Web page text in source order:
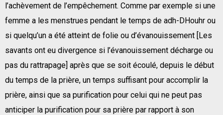
l’achèvement de l’empêchement. Comme par exemple si une
femme a les menstrues pendant le temps de adh-DHouhr ou
si quelqu’un a été atteint de folie ou d’évanouissement [Les
savants ont eu divergence si l’évanouissement décharge ou
pas du rattrapage] après que se soit écoulé, depuis le début
du temps de la prière, un temps suffisant pour accomplir la
prière, ainsi que sa purification pour celui qui ne peut pas
anticiper la purification pour sa prière par rapport à son